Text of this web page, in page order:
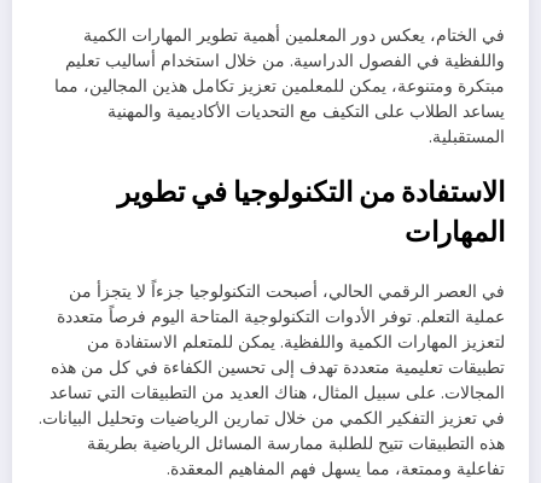
في الختام، يعكس دور المعلمين أهمية تطوير المهارات الكمية
واللفظية في الفصول الدراسية. من خلال استخدام أساليب تعليم
مبتكرة ومتنوعة، يمكن للمعلمين تعزيز تكامل هذين المجالين، مما
يساعد الطلاب على التكيف مع التحديات الأكاديمية والمهنية
المستقبلية.
الاستفادة من التكنولوجيا في تطوير
المهارات
في العصر الرقمي الحالي، أصبحت التكنولوجيا جزءاً لا يتجزأ من
عملية التعلم. توفر الأدوات التكنولوجية المتاحة اليوم فرصاً متعددة
لتعزيز المهارات الكمية واللفظية. يمكن للمتعلم الاستفادة من
تطبيقات تعليمية متعددة تهدف إلى تحسين الكفاءة في كل من هذه
المجالات. على سبيل المثال، هناك العديد من التطبيقات التي تساعد
في تعزيز التفكير الكمي من خلال تمارين الرياضيات وتحليل البيانات.
هذه التطبيقات تتيح للطلبة ممارسة المسائل الرياضية بطريقة
تفاعلية وممتعة، مما يسهل فهم المفاهيم المعقدة.